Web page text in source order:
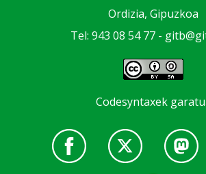
Ordizia, Gipuzkoa
Tel: 943 08 54 77 -
Codesyntaxek